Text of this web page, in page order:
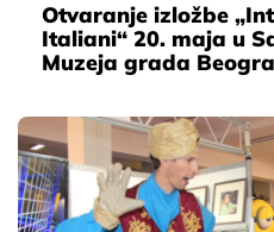
Otvaranje izložbe
Italiani“ 20. maja u
Muzeja grada